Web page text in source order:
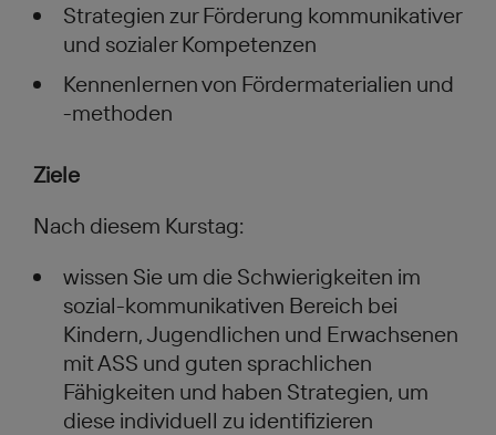
Strategien zur Förderung kommunikativer
und sozialer Kompetenzen
Kennenlernen von Fördermaterialien und
-methoden
Ziele
Nach diesem Kurstag:
wissen Sie um die Schwierigkeiten im
sozial-kommunikativen Bereich bei
Kindern, Jugendlichen und Erwachsenen
mit ASS und guten sprachlichen
Fähigkeiten und haben Strategien, um
diese individuell zu identifizieren